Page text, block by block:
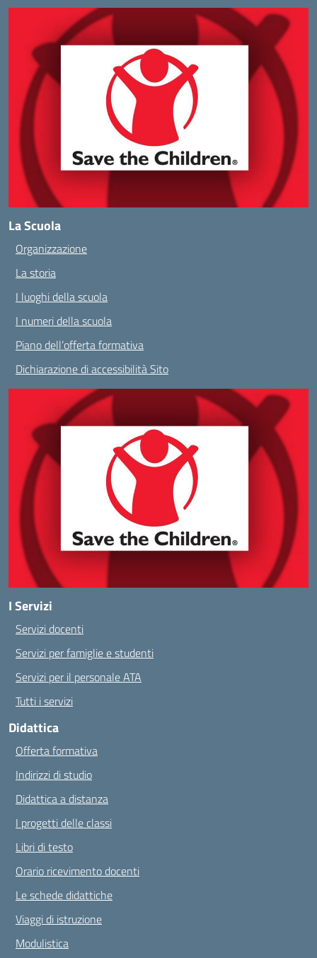
La Scuola
Organizzazione
La storia
I luoghi della scuola
I numeri della scuola
Piano dell’offerta formativa
Dichiarazione di accessibilità Sito
I Servizi
Servizi docenti
Servizi per famiglie e studenti
Servizi per il personale ATA
Tutti i servizi
Didattica
Offerta formativa
Indirizzi di studio
Didattica a distanza
I progetti delle classi
Libri di testo
Orario ricevimento docenti
Le schede didattiche
Viaggi di istruzione
Modulistica